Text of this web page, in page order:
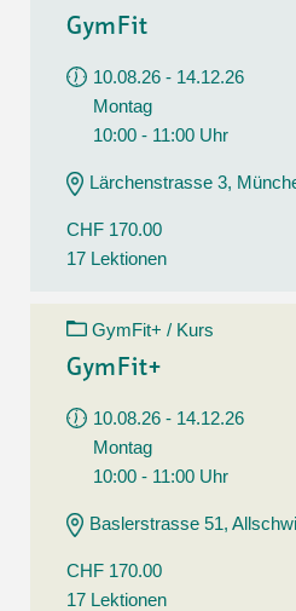
GymFit
10.08.26 - 14.12.26
Montag
10:00 - 11:00 Uhr
Lärchenstrasse 3,
CHF 170.00
17 Lektionen
GymFit+ / Kurs
GymFit+
10.08.26 - 14.12.26
Montag
10:00 - 11:00 Uhr
Baslerstrasse 51,
CHF 170.00
17 Lektionen